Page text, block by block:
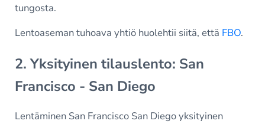
tungosta.
Lentoaseman tuhoava yhtiö huolehtii siitä, että FBO.
2. Yksityinen tilauslento: San
Francisco - San Diego
Lentäminen San Francisco San Diego yksityinen